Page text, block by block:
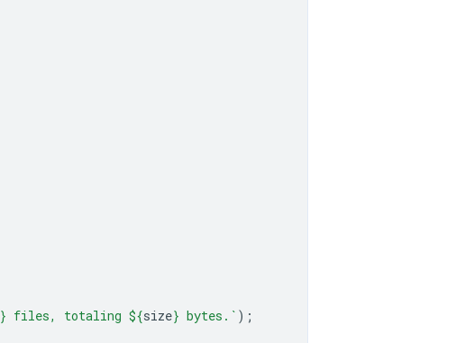
} files, totaling ${size} bytes.` );